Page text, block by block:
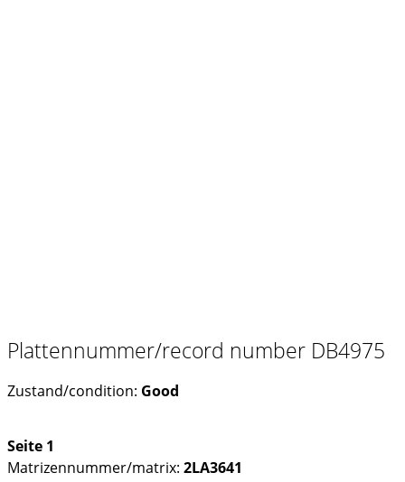
Plattennummer/record number DB4975
Zustand/condition: Good
Seite 1
Matrizennummer/matrix: 2LA3641